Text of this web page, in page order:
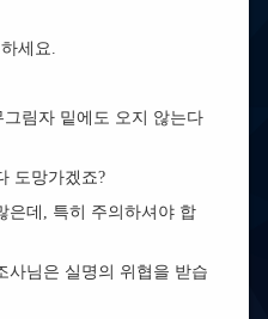
세요.
림자 밑에도 오지 않는다
도망가겠죠?
은데, 특히 주의하셔야 합
사님은 실명의 위협을 받습